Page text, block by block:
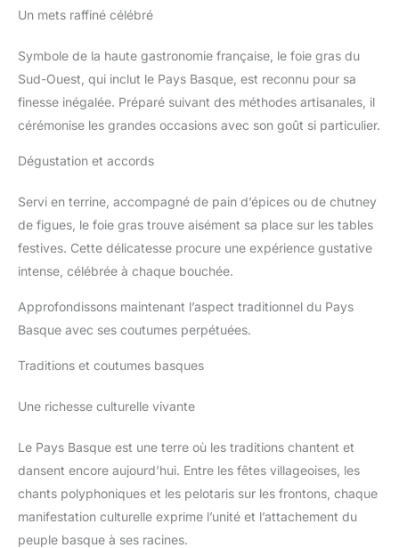
Un mets raffiné célébré
Symbole de la haute gastronomie française, le foie gras du
Sud-Ouest, qui inclut le Pays Basque, est reconnu pour sa
finesse inégalée. Préparé suivant des méthodes artisanales, il
cérémonise les grandes occasions avec son goût si particulier.
Dégustation et accords
Servi en terrine, accompagné de pain d’épices ou de chutney
de figues, le foie gras trouve aisément sa place sur les tables
festives. Cette délicatesse procure une expérience gustative
intense, célébrée à chaque bouchée.
Approfondissons maintenant l’aspect traditionnel du Pays
Basque avec ses coutumes perpétuées.
Traditions et coutumes basques
Une richesse culturelle vivante
Le Pays Basque est une terre où les traditions chantent et
dansent encore aujourd’hui. Entre les fêtes villageoises, les
chants polyphoniques et les pelotaris sur les frontons, chaque
manifestation culturelle exprime l’unité et l’attachement du
peuple basque à ses racines.